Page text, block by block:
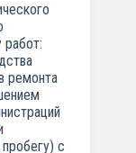
ремонта
с